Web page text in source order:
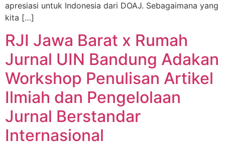
apresiasi untuk Indonesia dari DOAJ. Sebagaimana yang
kita […]
RJI Jawa Barat x Rumah
Jurnal UIN Bandung Adakan
Workshop Penulisan Artikel
Ilmiah dan Pengelolaan
Jurnal Berstandar
Internasional